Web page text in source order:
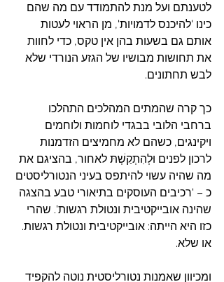
לטענתם ועל מנת להתמודד עם מה שהם
כינו 'להיכנס לדמויות', מן הראוי לעטות
אותם גם בשעות בהן אין טקס, כדי לחוות
את תחושות מבושיו של הגזע הנורדי שלא
לבש תחתונים.
כך קרה שהמתים המהלכים התהלכו
ברחבי הלובי בבגדי לוחמות ולוחמים
ויקינגים, כשהם לא מחמיצים הזדמנות
לרכון לפנים וּלְהִתְקַשְׁתּ לאחור, בהציגם את
מה שהיה עשוי להיתפס בעיני הנטורליסטים
כ – 'רכיבים העוסקים בתיאורי טבע בהצגה
שהינה אובייקטיבית ונטולת רגשות'. שהרי
כזו היא הייתה: אובייקטיבית ונטולת רגשות.
או שלא.
ומכיוון שאמנות נטורליסטית נוטה להקפיד